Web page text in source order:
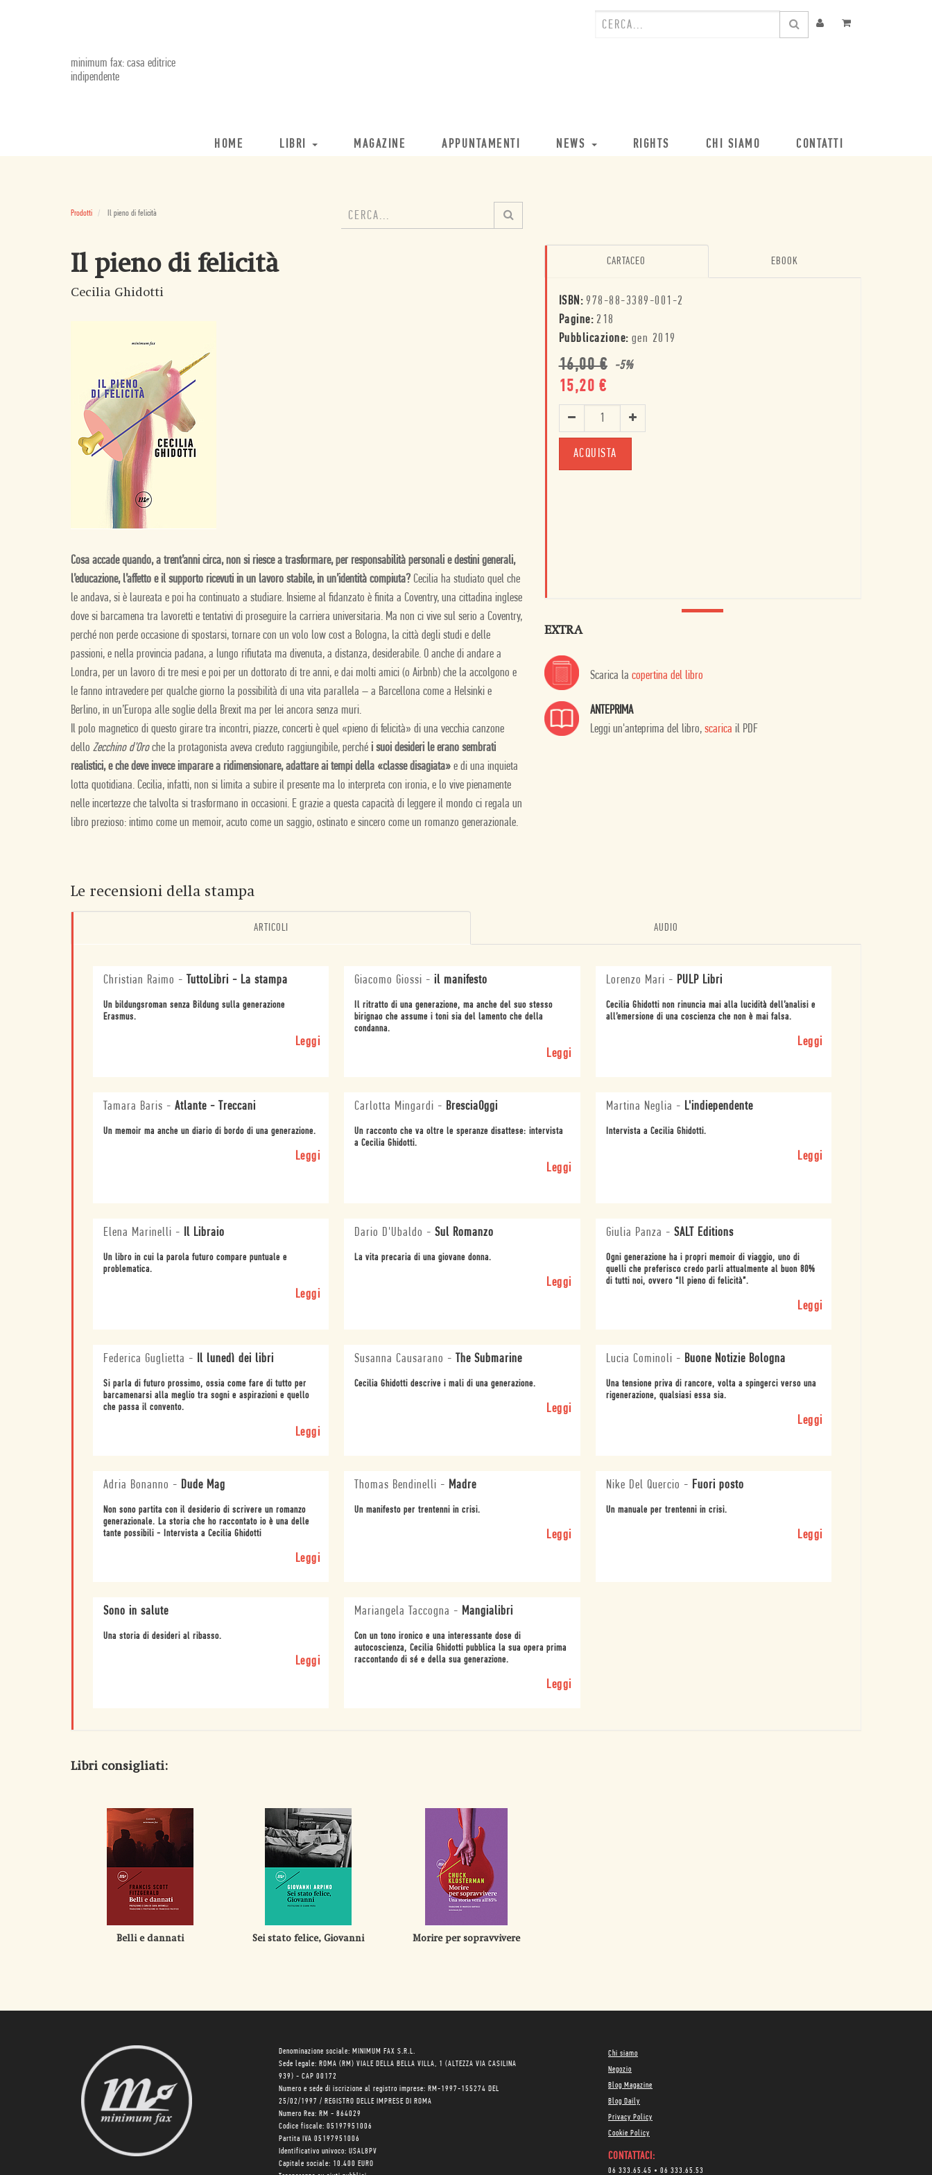
minimum fax: casa editrice
indipendente
HOME LIBRI MAGAZINE APPUNTAMENTI NEWS RIGHTS CHI SIAMO CONTATTI
Prodotti Il pieno di felicità
Il pieno di felicità
Cecilia Ghidotti
Cosa accade quando, a trent’anni circa, non si riesce a trasformare, per responsabilità personali e destini generali,
l’educazione, l’affetto e il supporto ricevuti in un lavoro stabile, in un’identità compiuta? Cecilia ha studiato quel che
le andava, si è laureata e poi ha continuato a studiare. Insieme al fidanzato è finita a Coventry, una cittadina inglese
dove si barcamena tra lavoretti e tentativi di proseguire la carriera universitaria. Ma non ci vive sul serio a Coventry,
perché non perde occasione di spostarsi, tornare con un volo low cost a Bologna, la città degli studi e delle
passioni, e nella provincia padana, a lungo rifiutata ma divenuta, a distanza, desiderabile. O anche di andare a
Londra, per un lavoro di tre mesi e poi per un dottorato di tre anni, e dai molti amici (o Airbnb) che la accolgono e
le fanno intravedere per qualche giorno la possibilità di una vita parallela – a Barcellona come a Helsinki e
Berlino, in un’Europa alle soglie della Brexit ma per lei ancora senza muri.
Il polo magnetico di questo girare tra incontri, piazze, concerti è quel «pieno di felicità» di una vecchia canzone
dello Zecchino d’Oroche la protagonista aveva creduto raggiungibile, perché i suoi desideri le erano sembrati
realistici, e che deve invece imparare a ridimensionare, adattare ai tempi della «classe disagiata» e di una inquieta
lotta quotidiana. Cecilia, infatti, non si limita a subire il presente ma lo interpreta con ironia, e lo vive pienamente
nelle incertezze che talvolta si trasformano in occasioni. E grazie a questa capacità di leggere il mondo ci regala un
libro prezioso: intimo come un memoir, acuto come un saggio, ostinato e sincero come un romanzo generazionale.
CARTACEO EBOOK
ISBN: 978-88-3389-001-2
Pagine: 218
Pubblicazione: gen 2019
16,00€ -5%
15,20 €
ACQUISTA
EXTRA
Scarica la copertina del libro
ANTEPRIMA
Leggi un'anteprima del libro, scarica il PDF
Le recensioni della stampa
ARTICOLI AUDIO
Christian Raimo - TuttoLibri - La stampa
Un bildungsroman senza Bildung sulla generazione
Erasmus.
Leggi
Giacomo Giossi -il manifesto
Il ritratto di una generazione, ma anche del suo stesso
birignao che assume i toni sia del lamento che della
condanna.
Leggi
Lorenzo Mari - PULP Libri
Cecilia Ghidotti non rinuncia mai alla lucidità dell’analisi e
all’emersione di una coscienza che non è mai falsa.
Leggi
Tamara Baris - Atlante - Treccani
Un memoir ma anche un diario di bordo di una generazione.
Leggi
Carlotta Mingardi - BresciaOggi
Un racconto che va oltre le speranze disattese: intervista
a Cecilia Ghidotti.
Leggi
Martina Neglia - L'indiependente
Intervista a Cecilia Ghidotti.
Leggi
Elena Marinelli - Il Libraio
Un libro in cui la parola futuro compare puntuale e
problematica.
Leggi
Dario D'Ubaldo -Sul Romanzo
La vita precaria di una giovane donna.
Leggi
Giulia Panza - SALT Editions
Ogni generazione ha i propri memoir di viaggio, uno di
quelli che preferisco credo parli attualmente al buon 80%
di tutti noi, ovvero “Il pieno di felicità”.
Leggi
Federica Guglietta - Il lunedì dei libri
Si parla di futuro prossimo, ossia come fare di tutto per
barcamenarsi alla meglio tra sogni e aspirazioni e quello
che passa il convento.
Leggi
Susanna Causarano - The Submarine
Cecilia Ghidotti descrive i mali di una generazione.
Leggi
Lucia Cominoli - Buone Notizie Bologna
Una tensione priva di rancore, volta a spingerci verso una
rigenerazione, qualsiasi essa sia.
Leggi
Adria Bonanno - Dude Mag
Non sono partita con il desiderio di scrivere un romanzo
generazionale. La storia che ho raccontato io è una delle
tante possibili - Intervista a Cecilia Ghidotti
Leggi
Thomas Bendinelli - Madre
Un manifesto per trentenni in crisi.
Leggi
Nike Del Quercio - Fuori posto
Un manuale per trentenni in crisi.
Leggi
Sono in salute
Una storia di desideri al ribasso.
Leggi
Mariangela Taccogna - Mangialibri
Con un tono ironico e una interessante dose di
autocoscienza, Cecilia Ghidotti pubblica la sua opera prima
raccontando di sé e della sua generazione.
Leggi
Libri consigliati:
Belli e dannati Sei stato felice, Giovanni Morire per sopravvivere
Denominazione sociale: MINIMUM FAX S.R.L.
Sede legale: ROMA (RM) VIALE DELLA BELLA VILLA, 1 (ALTEZZA VIA CASILINA
939) - CAP 00172
Numero e sede di iscrizione al registro imprese: RM-1997-155274 DEL
25/02/1997 / REGISTRO DELLE IMPRESE DI ROMA
Numero Rea: RM - 864029
Codice fiscale: 05197951006
Partita IVA 05197951006
Identificativo univoco: USAL8PV
Capitale sociale: 10.400 EURO
Chi siamo
Negozio
Blog Magazine
Blog Daily
Privacy Policy
Cookie Policy
CONTATTACI:
06 333.65.45 • 06 333.65.53